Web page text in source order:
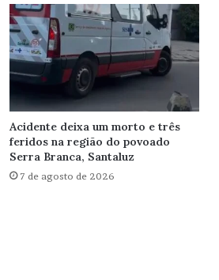
Acidente deixa um morto e três
feridos na região do povoado
Serra Branca, Santaluz
7 de agosto de 2026